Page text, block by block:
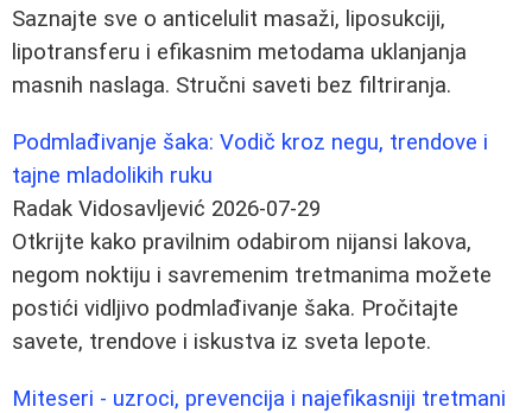
Saznajte sve o anticelulit masaži, liposukciji,
lipotransferu i efikasnim metodama uklanjanja
masnih naslaga. Stručni saveti bez filtriranja.
Podmlađivanje šaka: Vodič kroz negu, trendove i
tajne mladolikih ruku
Radak Vidosavljević 2026-07-29
Otkrijte kako pravilnim odabirom nijansi lakova,
negom noktiju i savremenim tretmanima možete
postići vidljivo podmlađivanje šaka. Pročitajte
savete, trendove i iskustva iz sveta lepote.
Miteseri - uzroci, prevencija i najefikasniji tretmani